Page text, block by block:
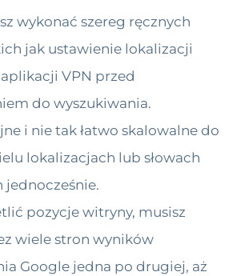
wykonać szereg ręcznych
jak ustawienie lokalizacji
VPN przed
do wyszukiwania.
i nie tak łatwo skalowalne do
lokalizacjach lub słowach
jednocześnie.
pozycje witryny, musisz
wiele stron wyników
Google jedna po drugiej, aż